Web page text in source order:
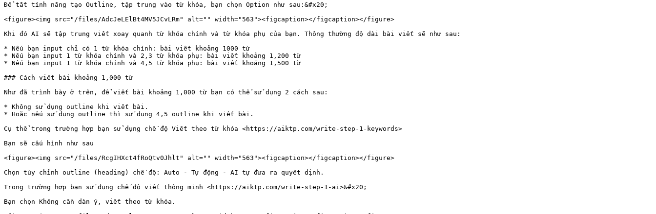
Để tắt tính năng tạo Outline, tập trung vào từ khóa, bạn chọn Option như sau:&#x20;
<figure><img src="/files/AdcJeLElBt4MV5JCvLRm" alt="" width="563"><figcaption></figcaption></figure>
Khi đó AI sẽ tập trung viết xoay quanh từ khóa chính và từ khóa phụ của bạn. Thông thường độ dài bài viết sẽ như sau:
* Nếu bạn input chỉ có 1 từ khóa chính: bài viết khoảng 1000 từ
* Nếu bạn input 1 từ khóa chính và 2,3 từ khóa phụ: bài viết khoảng 1,200 từ
* Nếu bạn input 1 từ khóa chính và 4,5 từ khóa phụ: bài viết khoảng 1,500 từ
### Cách viết bài khoảng 1,000 từ
Như đã trình bày ở trên, để viết bài khoảng 1,000 từ bạn có thể sử dụng 2 cách sau:
* Không sử dụng outline khi viết bài.
* Hoặc nếu sử dụng outline thì sử dụng 4,5 outline khi viết bài.
Cụ thể trong trường hợp bạn sử dụng chế độ Viết theo từ khóa <https://aiktp.com/write-step-1-keywords>
Bạn sẽ cấu hình như sau
<figure><img src="/files/RcgIHXct4fRoQtv0Jhlt" alt="" width="563"><figcaption></figcaption></figure>
Chọn tùy chỉnh outline (heading) chế độ: Auto - Tự động - AI tự đưa ra quyết dịnh.
Trong trường hợp bạn sử đụng chế độ viết thông minh <https://aiktp.com/write-step-1-ai>&#x20;
Bạn chọn Không cần dàn ý, viết theo từ khóa.